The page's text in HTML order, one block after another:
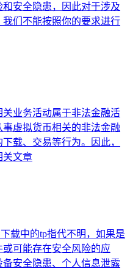
安全隐患，因此对于涉及
们不能按照你的要求进行
业务活动属于非法金融活
虚拟货币相关的非法金融
载、交易等行为。因此，
关文章
载中的tp指代不明，如果是
可能存在安全风险的应
安全隐患、个人信息泄露